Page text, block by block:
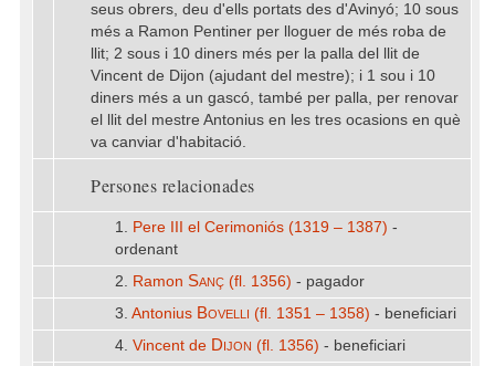
seus obrers, deu d'ells portats des d'Avinyó; 10 sous
més a Ramon Pentiner per lloguer de més roba de
llit; 2 sous i 10 diners més per la palla del llit de
Vincent de Dijon (ajudant del mestre); i 1 sou i 10
diners més a un gascó, també per palla, per renovar
el llit del mestre Antonius en les tres ocasions en què
va canviar d'habitació.
Persones relacionades
1. Pere III el Cerimoniós (1319 – 1387) -
ordenant
2. Ramon Sanç (fl. 1356) - pagador
3. Antonius Bovelli (fl. 1351 – 1358) - beneficiari
4. Vincent de Dijon (fl. 1356) - beneficiari